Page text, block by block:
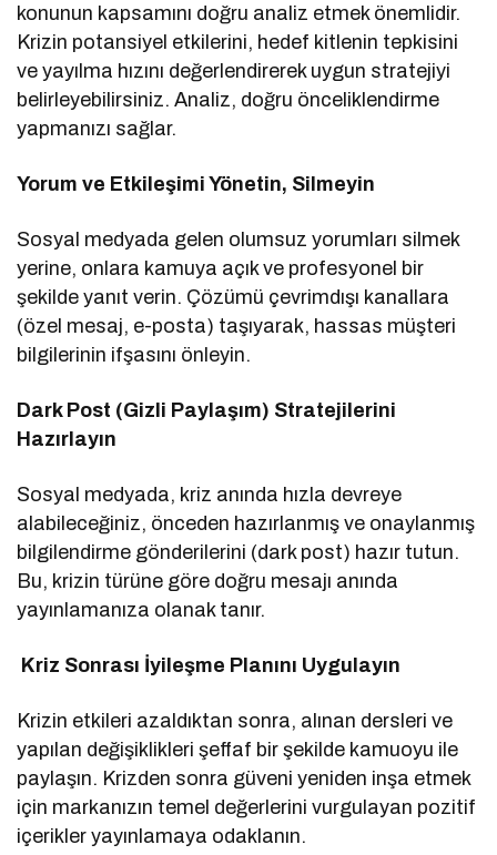
konunun kapsamını doğru analiz etmek önemlidir.
Krizin potansiyel etkilerini, hedef kitlenin tepkisini
ve yayılma hızını değerlendirerek uygun stratejiyi
belirleyebilirsiniz. Analiz, doğru önceliklendirme
yapmanızı sağlar.
Yorum ve Etkileşimi Yönetin, Silmeyin
Sosyal medyada gelen olumsuz yorumları silmek
yerine, onlara kamuya açık ve profesyonel bir
şekilde yanıt verin. Çözümü çevrimdışı kanallara
(özel mesaj, e-posta) taşıyarak, hassas müşteri
bilgilerinin ifşasını önleyin.
Dark Post (Gizli Paylaşım) Stratejilerini
Hazırlayın
Sosyal medyada, kriz anında hızla devreye
alabileceğiniz, önceden hazırlanmış ve onaylanmış
bilgilendirme gönderilerini (dark post) hazır tutun.
Bu, krizin türüne göre doğru mesajı anında
yayınlamanıza olanak tanır.
Kriz Sonrası İyileşme Planını Uygulayın
Krizin etkileri azaldıktan sonra, alınan dersleri ve
yapılan değişiklikleri şeffaf bir şekilde kamuoyu ile
paylaşın. Krizden sonra güveni yeniden inşa etmek
için markanızın temel değerlerini vurgulayan pozitif
içerikler yayınlamaya odaklanın.